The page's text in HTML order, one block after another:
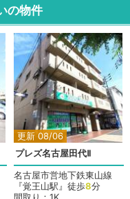
の物件
更新 08/06
プレズ名古屋田代Ⅱ
名古屋市営地下鉄東山線
『覚王山駅』徒歩8分